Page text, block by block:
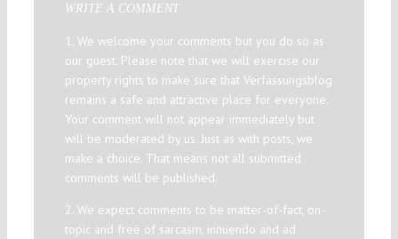
WRITE A COMMENT
1. We welcome your comments but you do so as
our guest. Please note that we will exercise our
property rights to make sure that Verfassungsblog
remains a safe and attractive place for everyone.
Your comment will not appear immediately but
will be moderated by us. Just as with posts, we
make a choice. That means not all submitted
comments will be published.
2. We expect comments to be matter-of-fact, on-
topic and free of sarcasm, innuendo and ad